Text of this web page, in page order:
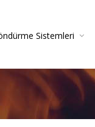
Sistemleri